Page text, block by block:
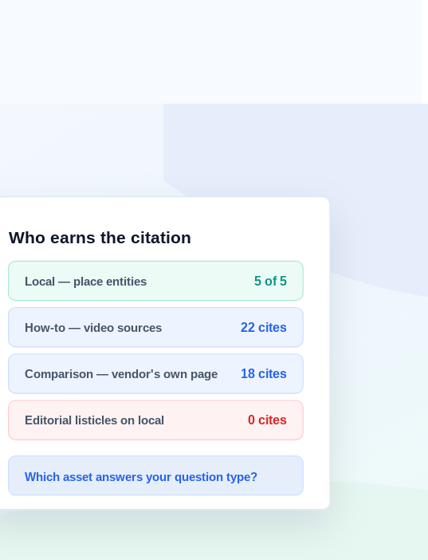
익률을 기록하며 시장을 재편하고 있습니다. 이 글에서는 2026년 AI 시장
아니라 '토큰당 비용'입니다. 모델 개발사들은 더 저렴한 가격에 동일한 추
확신이 없으면 결재가 나지 않습니다. 이에 따라 AI 기업들의 비즈니스